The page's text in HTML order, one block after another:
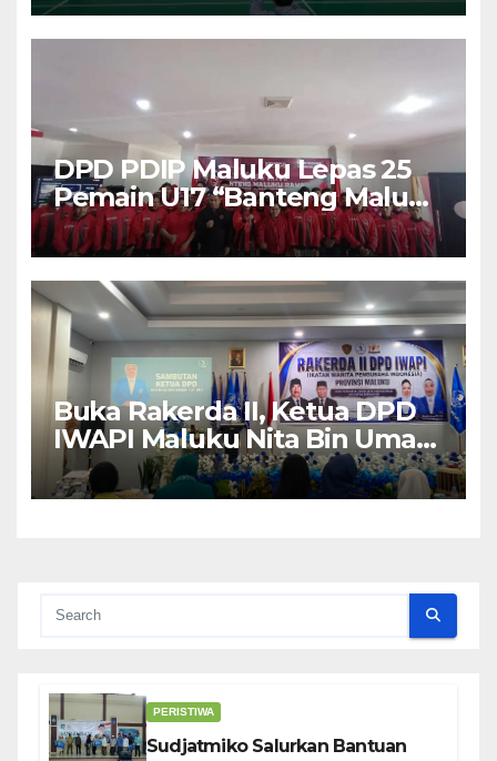
DPD PDIP Maluku Lepas 25
Pemain U17 “Banteng Maluku
Raya” ke Sokerano Cup di
Jawa Timur
Buka Rakerda II, Ketua DPD
IWAPI Maluku Nita Bin Umar:
Perempuan Pengusaha Pilar
Penggerak UMKM
PERISTIWA
Sudjatmiko Salurkan Bantuan